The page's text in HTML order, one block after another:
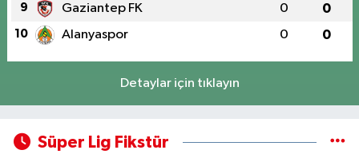
9 Gaziantep FK 0 0
10 Alanyaspor 0 0
Detaylar için tıklayın
Süper Lig Fikstür